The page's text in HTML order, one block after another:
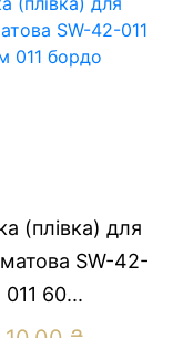
(плівка) для
матова SW-42-
011 60...